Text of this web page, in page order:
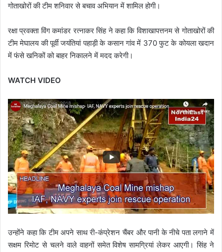
गोताखोरों की टीम शनिवार से बचाव अभियान में शामिल होगी।
रक्षा प्रवक्ता विंग कमांडर रत्नाकर सिंह ने कहा कि विशाखापत्तनम से गोताखोरों की
टीम मेघालय की पूर्वी जयंतियां पहाड़ी के कसान गांव में 370 फुट के कोयला खदान
में फंसे खनिकों को बाहर निकालने में मदद करेगी।
WATCH VIDEO
उन्होंने कहा कि टीम अपने साथ री-कंप्रेशन चैंबर और पानी के नीचे पता लगाने में
सक्षम रिमोट से चलने वाले वाहनों समेत विशेष सामग्रियां लेकर आएगी। सिंह ने